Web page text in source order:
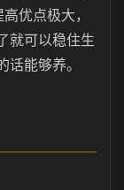
优点极大，
就可以稳住生
能够养。